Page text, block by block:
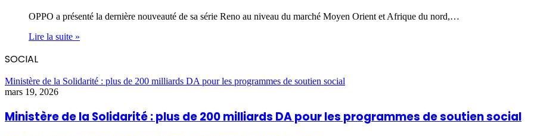
OPPO a présenté la dernière nouveauté de sa série Reno au niveau du marché Moyen Orient et Afrique du nord,…
Lire la suite »
SOCIAL
Ministère de la Solidarité : plus de 200 milliards DA pour les programmes de soutien social
mars 19, 2026
Ministère de la Solidarité : plus de 200 milliards DA pour les programmes de soutien social